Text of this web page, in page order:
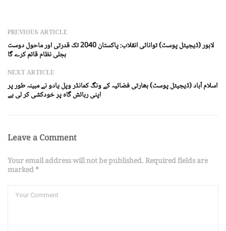
PREVIOUS ARTICLE
لاہور (ڈیجیٹل پوسٹ) توانائی انقلاب: پاکستان 2040 تک قدرتی اور ماحول دوست
بجلی نظام قائم کرے گا
NEXT ARTICLE
اسلام آباد (ڈیجیٹل پوسٹ) بھارتی فضائیہ کے ونگ کمانڈر وپل یادو نے مبینہ طور پر
اپنی رہائش گاہ پر خودکشی کر لی ہے
Leave a Comment
Your email address will not be published. Required fields are
marked *